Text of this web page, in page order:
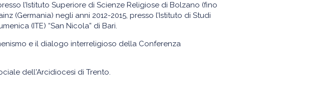
l’Istituto Superiore di Scienze Religiose di Bolzano (fino
(Germania) negli anni 2012-2015, presso l’Istituto di Studi
(ITE) “San Nicola” di Bari.
e il dialogo interreligioso della Conferenza
dell'Arcidiocesi di Trento.